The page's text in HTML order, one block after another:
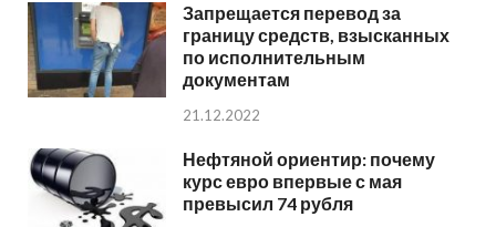
Запрещается перевод за
границу средств, взысканных
по исполнительным
документам
21.12.2022
Нефтяной ориентир: почему
курс евро впервые с мая
превысил 74 рубля